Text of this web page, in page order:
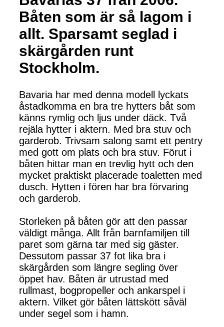
Båten som är så lagom i
allt. Sparsamt seglad i
skärgården runt
Stockholm.
Bavaria har med denna modell lyckats
åstadkomma en bra tre hytters båt som
känns rymlig och ljus under däck. Två
rejäla hytter i aktern. Med bra stuv och
garderob. Trivsam salong samt ett pentry
med gott om plats och bra stuv. Förut i
båten hittar man en trevlig hytt och den
mycket praktiskt placerade toaletten med
dusch. Hytten i fören har bra förvaring
och garderob.
Storleken på båten gör att den passar
väldigt många. Allt från barnfamiljen till
paret som gärna tar med sig gäster.
Dessutom passar 37 fot lika bra i
skärgården som längre segling över
öppet hav. Båten är utrustad med
rullmast, bogpropeller och ankarspel i
aktern. Vilket gör båten lättskött såväl
under segel som i hamn.